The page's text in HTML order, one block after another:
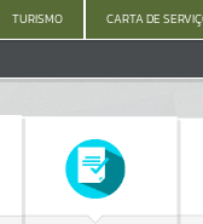
TURISMO CARTA DE